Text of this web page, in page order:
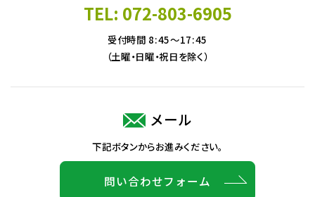
TEL: 072-803-6905
受付時間 8:45～17:45
（土曜・日曜・祝日を除く）
メール
下記ボタンからお進みください。
問い合わせフォーム